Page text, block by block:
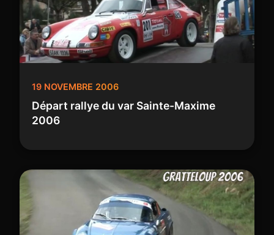
19 NOVEMBRE 2006
Départ rallye du var Sainte-Maxime
2006